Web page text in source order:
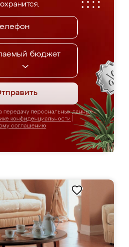
бюджет
передачу персональных данных
конфиденциальности
соглашению